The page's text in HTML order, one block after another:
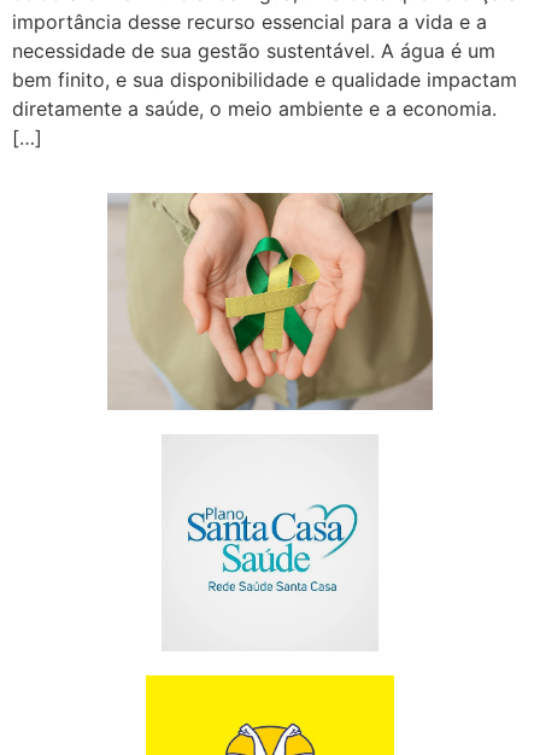
importância desse recurso essencial para a vida e a
necessidade de sua gestão sustentável. A água é um
bem finito, e sua disponibilidade e qualidade impactam
diretamente a saúde, o meio ambiente e a economia.
[…]